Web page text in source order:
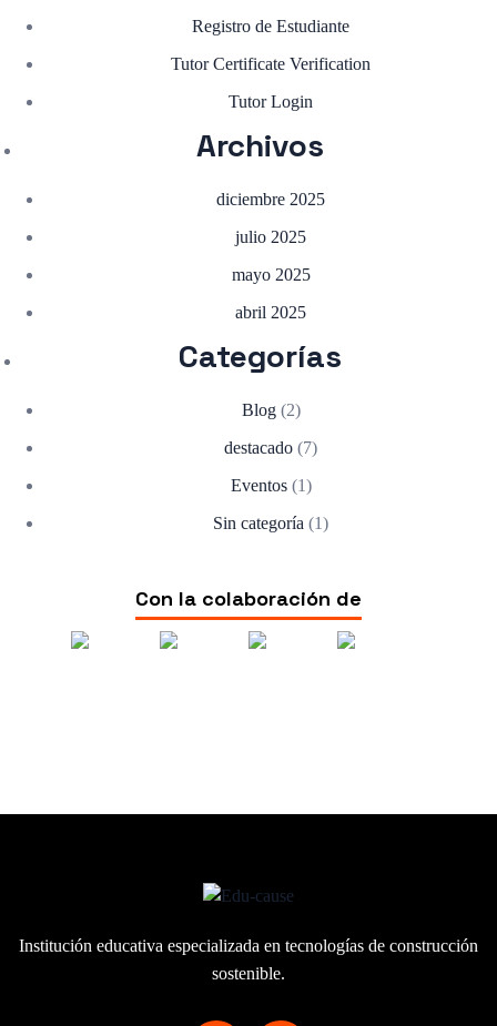
Registro de Estudiante
Tutor Certificate Verification
Tutor Login
Archivos
diciembre 2025
julio 2025
mayo 2025
abril 2025
Categorías
Blog(2)
destacado (7)
Eventos(1)
Sin categoría (1)
Con la colaboración de
Institución educativa especializada en tecnologías de construcción
sostenible.